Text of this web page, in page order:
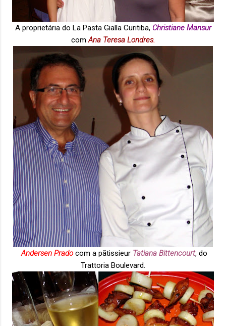
A proprietária do La Pasta Gialla Curitiba, Christiane Mansur
com Ana Teresa Londres.
Andersen Pradocom a pãtissieur Tatiana Bittencourt, do
Trattoria Boulevard.